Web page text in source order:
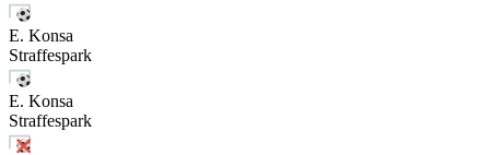
E. Konsa
Straffespark
E. Konsa
Straffespark